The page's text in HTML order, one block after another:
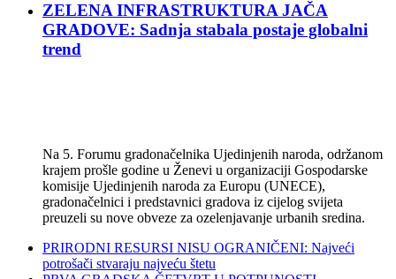
ZELENA INFRASTRUKTURA JAČA
GRADOVE: Sadnja stabala postaje globalni
trend
Na 5. Forumu gradonačelnika Ujedinjenih naroda, održanom
krajem prošle godine u Ženevi u organizaciji Gospodarske
komisije Ujedinjenih naroda za Europu (UNECE),
gradonačelnici i predstavnici gradova iz cijelog svijeta
preuzeli su nove obveze za ozelenjavanje urbanih sredina.
PRIRODNI RESURSI NISU OGRANIČENI: Najveći
potrošači stvaraju najveću štetu